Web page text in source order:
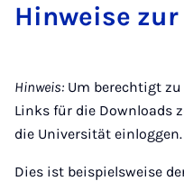
Hin­wei­se
Hinweis: Um berechtigt
Links für die Downloads
die Universität einloggen.
Dies ist beispielsweise